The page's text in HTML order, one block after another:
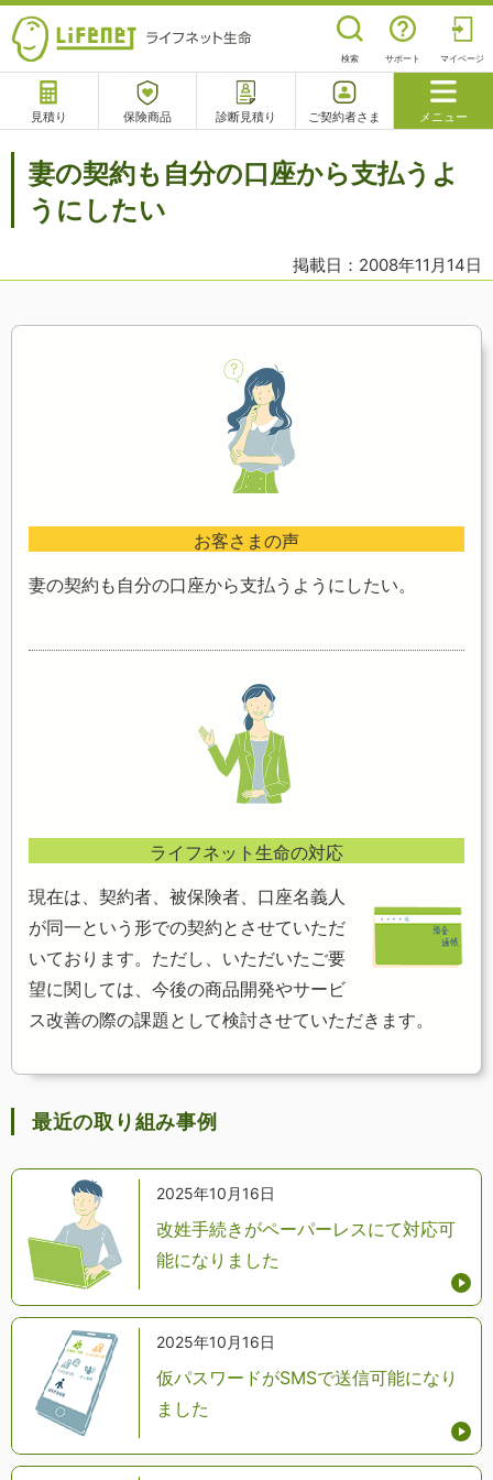
検索 サポート マイページ
見積り 保険商品 診断見積り ご契約者さま メニュー
サポート
閉じる
相談予約 よくあるご質問
妻の契約も自分の口座から支払うよ
うにしたい
掲載日：2008年11月14日
お客さまの声
妻の契約も自分の口座から支払うようにしたい。
ライフネット生命の対応
現在は、契約者、被保険者、口座名義人
が同一という形での契約とさせていただ
いております。ただし、いただいたご要
望に関しては、今後の商品開発やサービ
ス改善の際の課題として検討させていただきます。
最近の取り組み事例
2025年10月16日
改姓手続きがペーパーレスにて対応可
能になりました
2025年10月16日
仮パスワードがSMSで送信可能になり
ました